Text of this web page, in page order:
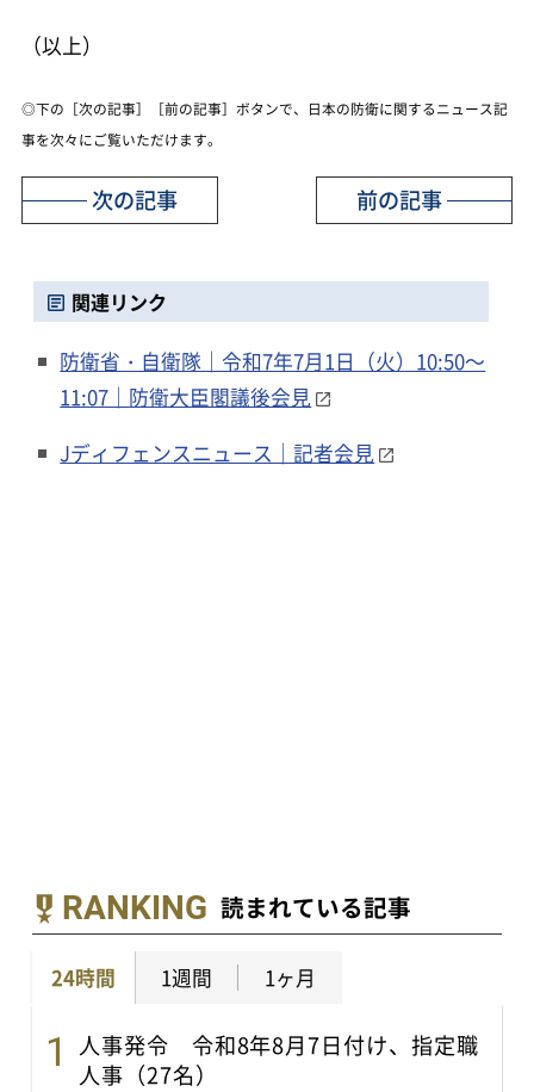
（以上）
◎下の［次の記事］［前の記事］ボタンで、日本の防衛に関するニュース記
事を次々にご覧いただけます。
前の記事
次の記事
関連リンク
防衛省・自衛隊｜令和7年7月1日（火）10:50～
11:07｜防衛大臣閣議後会見
Jディフェンスニュース｜記者会見
RANKING 読まれている記事
24時間 1週間 1ヶ月
人事発令 令和8年8月7日付け、指定職
人事（27名）